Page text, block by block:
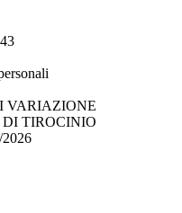
VARIAZIONE
TIROCINIO